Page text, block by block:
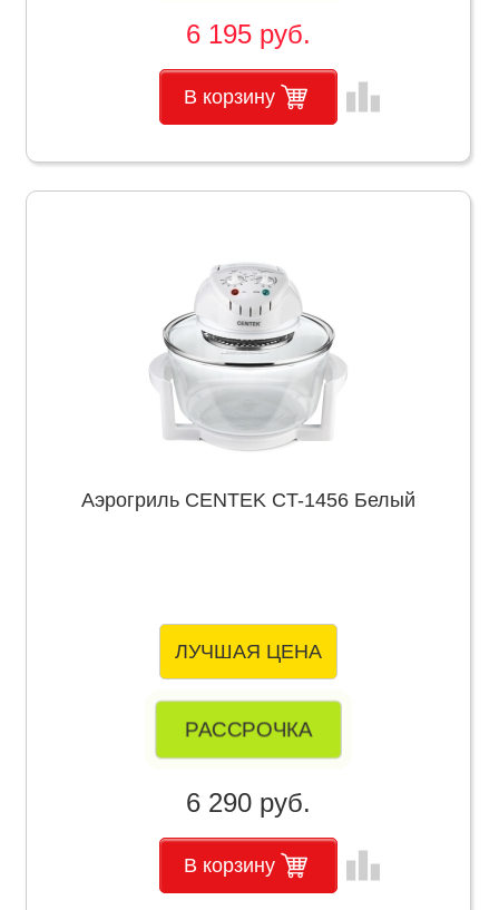
6 195 руб.
В корзину leaderboard
Аэрогриль CENTEK CT-1456 Белый
ЛУЧШАЯ ЦЕНА
РАССРОЧКА
6 290 руб.
В корзину leaderboard